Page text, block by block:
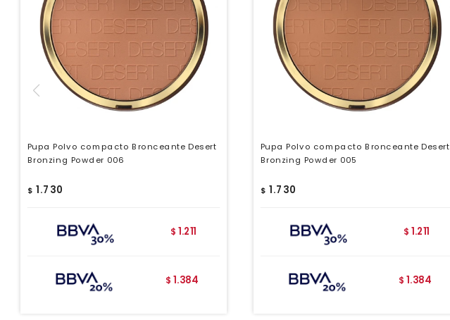
Pupa Polvo compacto Bronceante Desert
Bronzing Powder 006
$ 1.730
$ 1.211
$ 1.384
Pupa Polvo compacto Bronceante Desert
Bronzing Powder 005
$ 1.730
$ 1.211
$ 1.384